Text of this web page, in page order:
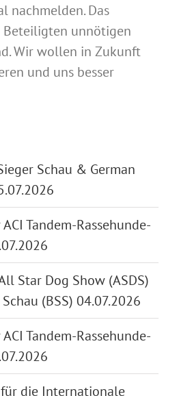
nachmelden. Das
unnötigen
Wir wollen in Zukunft
und uns besser
Schau & German
Tandem-Rassehunde-
Star Dog Show (ASDS)
(BSS) 04.07.2026
Tandem-Rassehunde-
die Internationale